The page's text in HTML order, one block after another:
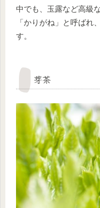
中でも、玉露など高級
「かりがね」と呼ばれ
す。
芽茶